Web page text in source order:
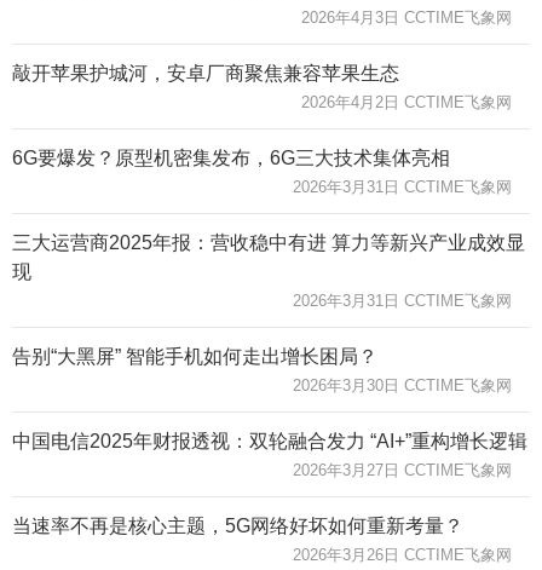
2026年4月3日 CCTIME飞象网
敲开苹果护城河，安卓厂商聚焦兼容苹果生态
2026年4月2日 CCTIME飞象网
6G要爆发？原型机密集发布，6G三大技术集体亮相
2026年3月31日 CCTIME飞象网
三大运营商2025年报：营收稳中有进 算力等新兴产业成效显
现
2026年3月31日 CCTIME飞象网
告别“大黑屏” 智能手机如何走出增长困局？
2026年3月30日 CCTIME飞象网
中国电信2025年财报透视：双轮融合发力 “AI+”重构增长逻辑
2026年3月27日 CCTIME飞象网
当速率不再是核心主题，5G网络好坏如何重新考量？
2026年3月26日 CCTIME飞象网